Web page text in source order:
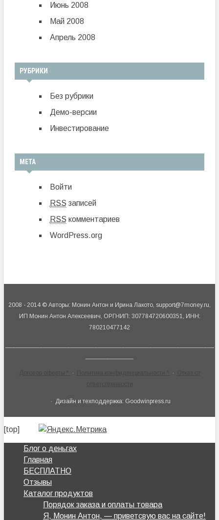
Июнь 2008
Май 2008
Апрель 2008
РУБРИКИ
Без рубрики
Демо-версии
Инвестирование
МЕТА
Войти
RSS записей
RSS комментариев
WordPress.org
2008 - 2014 © Авторы: Монин Антон и Ирина Лакото, support@7money.ru,
ИП Монин Антон Алексеевич, ОРГНИП: 307784720600351, ИНН:
780210477142
· ·
· Дизайн и техподдержка: Goodwinpress.ru
[top]
Блог о деньгах
Главная
БЕСПЛАТНО
Отзывы
Каталог продуктов
Порядок заказа и оплаты товара
Я, Монин Антон, — приветсвую вас на сайте!